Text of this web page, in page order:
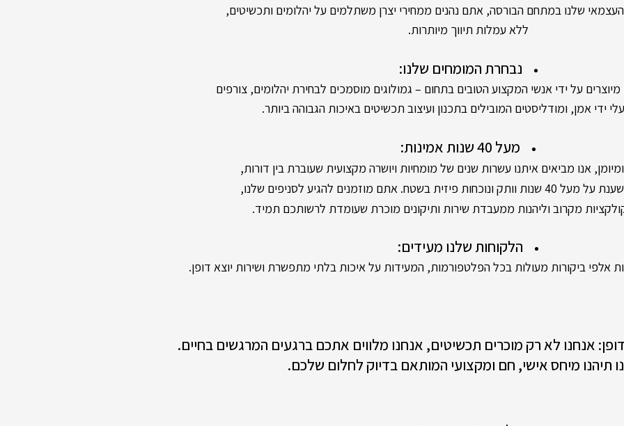
שלנו במתחם הבורסה, אתם נהנים ממחירי יצרן משתלמים על יהלומים ותכשיטים,
ללא עמלות תיווך מיותרות.
נבחרת המומחים שלנו:
על ידי אנשי המקצוע הטובים בתחום – גמולוגים מוסמכים לבחירת יהלומים, צורפים
ידי אמן, ומודליסטים המובילים בתכנון ועיצוב תכשיטים באיכות הגבוהה ביותר.
מעל 40 שנות אמינות:
אנו מביאים איתנו עשרות שנים של מומחיות ויושרה מקצועית שעוברת בין דורות,
בשטח. אתם מוזמנים להגיע לסניפים שלנו,
מקרוב וליהנות ממעבדת שירות ותיקונים מוכרת שעומדת לרשותכם תמיד.
הלקוחות שלנו מעידים:
אלפי ביקורות מעולות בכל הפלטפורמות, המעידות על איכות בלתי מתפשרת ושירות יוצא דופן.
דופן: אנחנו לא רק מוכרים תכשיטים, אנחנו מלווים אתכם ברגעים המרגשים בחיים.
תיהנו מיחס אישי, חם ומקצועי המותאם בדיוק לחלום שלכם.